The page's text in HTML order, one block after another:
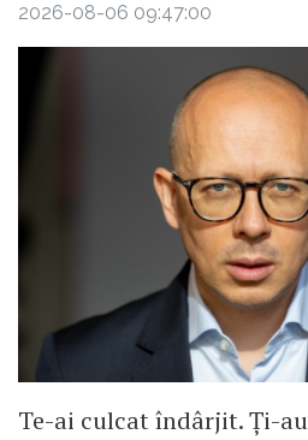
2026-08-06 09:47:00
Te-ai culcat îndârjit. Ți-